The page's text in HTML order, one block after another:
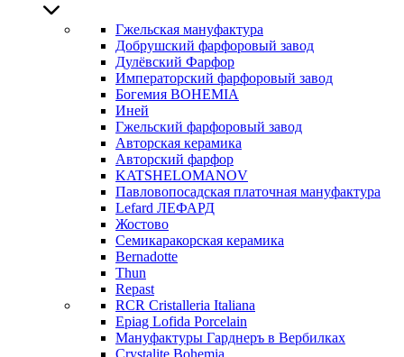
Гжельская мануфактура
Добрушский фарфоровый завод
Дулёвский Фарфор
Императорский фарфоровый завод
Богемия BOHEMIA
Иней
Гжельский фарфоровый завод
Авторская керамика
Авторский фарфор
KATSHELOMANOV
Павловопосадская платочная мануфактура
Lefard ЛЕФАРД
Жостово
Семикаракорская керамика
Bernadotte
Thun
Repast
RCR Cristalleria Italiana
Epiag Lofida Porcelain
Мануфактуры Гарднеръ в Вербилках
Crystalite Bohemia